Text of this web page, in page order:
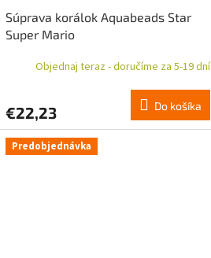
Súprava korálok Aquabeads Star
Super Mario
Objednaj teraz - doručíme za 5-19 dní
€22,23 Do košíka
Predobjednávka